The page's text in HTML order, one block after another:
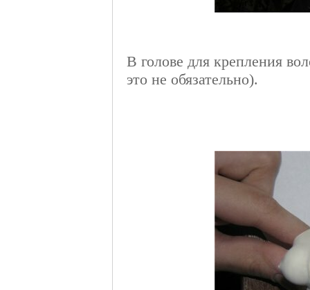
В голове для крепления
это не обязательно).